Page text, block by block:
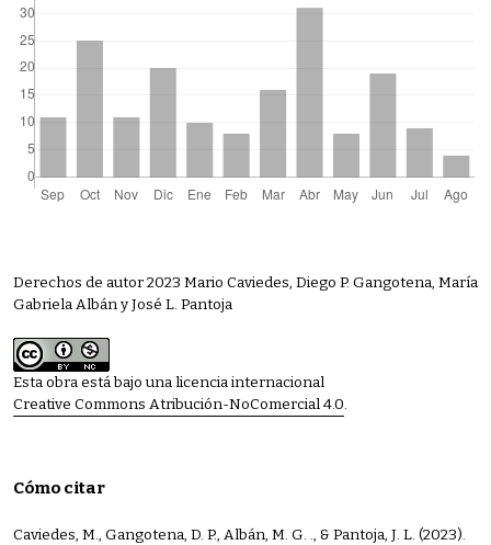
Derechos de autor 2023 Mario Caviedes, Diego P. Gangotena, María
Gabriela Albán y José L. Pantoja
Esta obra está bajo una licencia internacional
Creative Commons Atribución-NoComercial 4.0.
Cómo citar
Caviedes, M., Gangotena, D. P., Albán, M. G. ., & Pantoja, J. L. (2023).